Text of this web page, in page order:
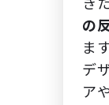
き
の
ま
デ
ア